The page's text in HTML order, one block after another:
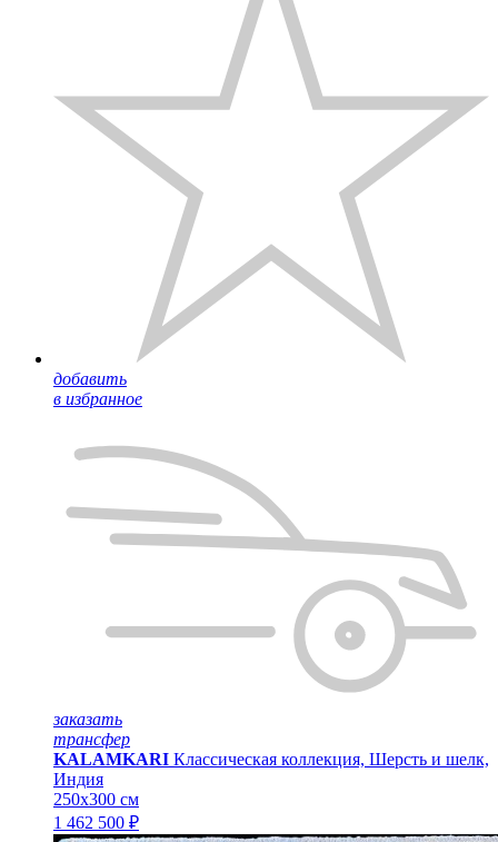
добавить
в избранное
заказать
трансфер
KALAMKARI Классическая коллекция, Шерсть и шелк,
Индия
250x300 см
1 462 500 ₽